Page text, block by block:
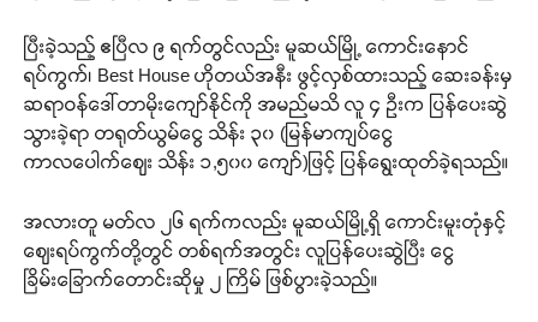
ပြီးခဲ့သည့် ဧပြီလ ၉ ရက်တွင်လည်း မူဆယ်မြို့ ကောင်းနောင်
ရပ်ကွက်၊ Best House ဟိုတယ်အနီး ဖွင့်လှစ်ထားသည့် ဆေးခန်းမှ
ဆရာဝန်ဒေါ်တာမိုးကျော်နိုင်ကို အမည်မသိ လူ ၄ ဦးက ပြန်ပေးဆွဲ
သွားခဲ့ရာ တရုတ်ယွမ်ငွေ သိန်း ၃၀ (မြန်မာကျပ်ငွေ
ကာလပေါက်ဈေး သိန်း ၁,၅၀၀ ကျော်)ဖြင့် ပြန်ရွေးထုတ်ခဲ့ရသည်။
အလားတူ မတ်လ ၂၆ ရက်ကလည်း မူဆယ်မြို့ရှိ ကောင်းမူးတုံနှင့်
ဈေးရပ်ကွက်တို့တွင် တစ်ရက်အတွင်း လူပြန်ပေးဆွဲပြီး ငွေ
ခြိမ်းခြောက်တောင်းဆိုမှု ၂ ကြိမ် ဖြစ်ပွားခဲ့သည်။